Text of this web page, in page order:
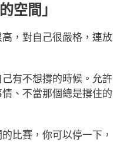
空間」
， 對自己很嚴格，連放
有不想撐的時候。允許
、不當那個總是撐住的
比賽，你可以停一下，